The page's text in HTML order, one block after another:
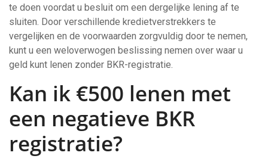
te doen voordat u besluit om een dergelijke lening af te
sluiten. Door verschillende kredietverstrekkers te
vergelijken en de voorwaarden zorgvuldig door te nemen,
kunt u een weloverwogen beslissing nemen over waar u
geld kunt lenen zonder BKR-registratie.
Kan ik €500 lenen met
een negatieve BKR
registratie?